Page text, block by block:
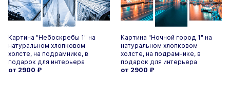
Картина "Небоскребы 1" на
натуральном хлопковом
холсте, на подрамнике, в
подарок для интерьера
от 2900 ₽
Картина "Ночной город 1" на
натуральном хлопковом
холсте, на подрамнике, в
подарок для интерьера
от 2900 ₽